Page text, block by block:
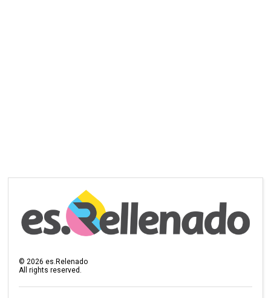
©2026 es.Relenado
All rights reserved.